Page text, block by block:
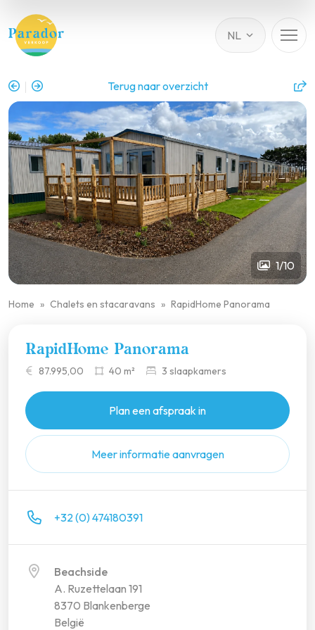
Terug naar overzicht
1/10
Home Chalets en stacaravans RapidHome Panorama
RapidHome Panorama
87.995,00 40 m² 3 slaapkamers
Plan een afspraak in
Meer informatie aanvragen
+32 (0) 474180391
Beachside
A. Ruzettelaan 191
8370 Blankenberge
België